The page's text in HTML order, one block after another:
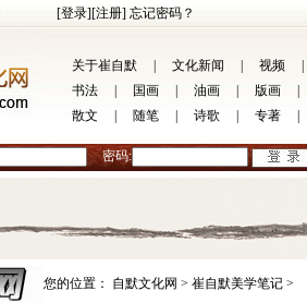
[登录][注册] 忘记密码？
关于崔自默 文化新闻 视频
书法
国画 油画 版画
散文
随笔 诗歌 专著
密码:
您的位置： 自默文化网 > 崔自默美学笔记 >